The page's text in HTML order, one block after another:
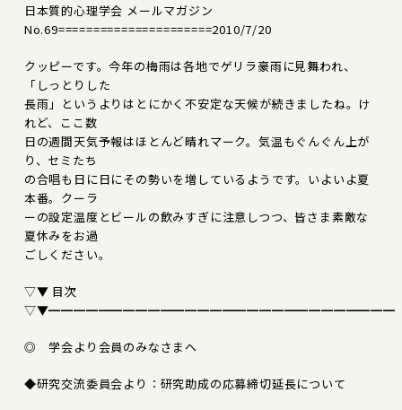
日本質的心理学会 メールマガジン
No.69======================2010/7/20
クッピーです。今年の梅雨は各地でゲリラ豪雨に見舞われ、
「しっとりした
長雨」というよりはとにかく不安定な天候が続きましたね。け
れど、ここ数
日の週間天気予報はほとんど晴れマーク。気温もぐんぐん上が
り、セミたち
の合唱も日に日にその勢いを増しているようです。いよいよ夏
本番。クーラ
ーの設定温度とビールの飲みすぎに注意しつつ、皆さま素敵な
夏休みをお過
ごしください。
▽▼ 目次
▽▼━━━━━━━━━━━━━━━━━━━━━━━━━━━━
◎ 学会より会員のみなさまへ
◆研究交流委員会より：研究助成の応募締切延長について